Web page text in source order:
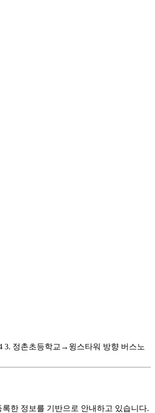
3. 정촌초등학교→윙스타워 방향 버스노
한 정보를 기반으로 안내하고 있습니다.